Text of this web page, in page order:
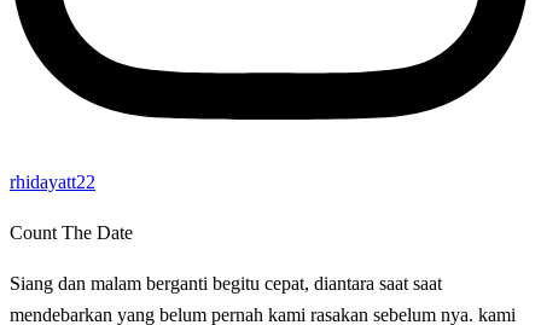
rhidayatt22
Count The Date
Siang dan malam berganti begitu cepat, diantara saat saat
mendebarkan yang belum pernah kami rasakan sebelum nya. kami